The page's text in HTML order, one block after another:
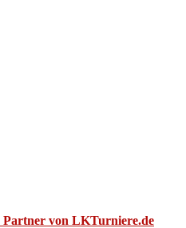
Partner von LKTurniere.de